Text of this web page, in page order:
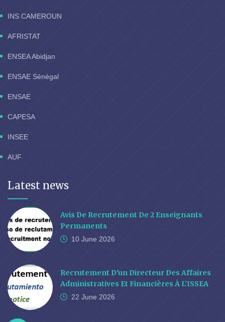
INS CAMEROUN
AFRISTAT
ENSEA Abidjan
ENSAE Sénégal
ENSAE
CAPESA
INSEE
AUF
Latest news
Avis De Recrutement De 2 Enseignants
Permanents
10 June 2026
Recrutement D'un Directeur Des Affaires
Administratives Et Financières À L'ISSEA
22 June 2026